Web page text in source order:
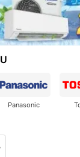
Panasonic